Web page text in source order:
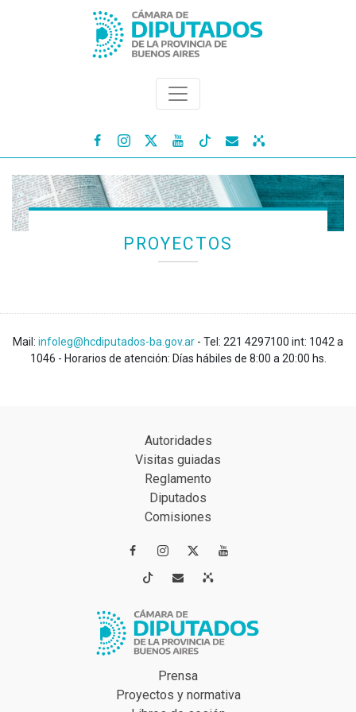
   
PROYECTOS
Mail: infoleg@hcdiputados-ba.gov.ar - Tel: 221 4297100 int: 1042 a
1046 - Horarios de atención: Días hábiles de 8:00 a 20:00 hs.
Autoridades
Visitas guiadas
Reglamento
Diputados
Comisiones
 
 
Prensa
Proyectos y normativa